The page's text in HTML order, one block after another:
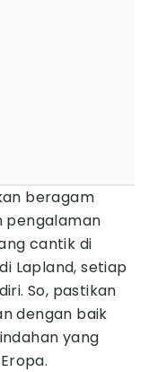
beragam
pengalaman
cantik di
Lapland, setiap
So, pastikan
dengan baik
yang